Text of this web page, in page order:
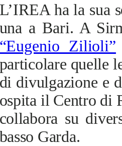
ha la sua
a Bari. A
Zilioli”
quelle
divulgazione e
il Centro di
su
Garda.